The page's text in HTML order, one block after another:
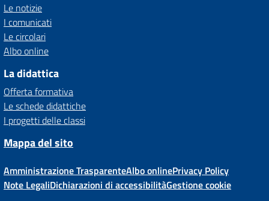
Le notizie
I comunicati
Le circolari
Albo online
La didattica
Offerta formativa
Le schede didattiche
I progetti delle classi
Mappa del sito
Amministrazione TrasparenteAlbo onlinePrivacy Policy
Note LegaliDichiarazioni di accessibilitàGestione cookie